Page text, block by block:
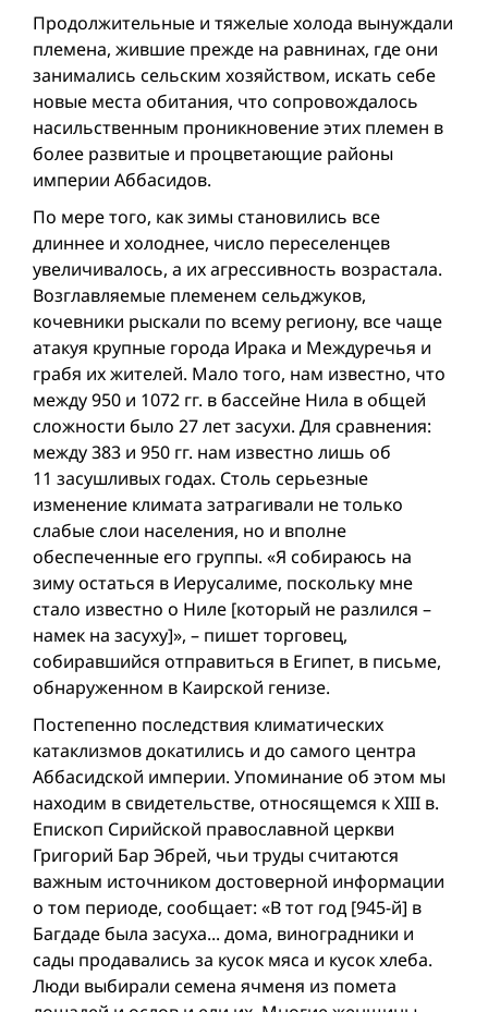
Продолжительные и тяжелые холода вынуждали
племена, жившие прежде на равнинах, где они
занимались сельским хозяйством, искать себе
новые места обитания, что сопровождалось
насильственным проникновение этих племен в
более развитые и процветающие районы
империи Аббасидов.
По мере того, как зимы становились все
длиннее и холоднее, число переселенцев
увеличивалось, а их агрессивность возрастала.
Возглавляемые племенем сельджуков,
кочевники рыскали по всему региону, все чаще
атакуя крупные города Ирака и Междуречья и
грабя их жителей. Мало того, нам известно, что
между 950 и 1072 гг. в бассейне Нила в общей
сложности было 27 лет засухи. Для сравнения:
между 383 и 950 гг. нам известно лишь об
11 засушливых годах. Столь серьезные
изменение климата затрагивали не только
слабые слои населения, но и вполне
обеспеченные его группы. «Я собираюсь на
зиму остаться в Иерусалиме, поскольку мне
стало известно о Ниле [который не разлился –
намек на засуху]», – пишет торговец,
собиравшийся отправиться в Египет, в письме,
обнаруженном в Каирской генизе.
Постепенно последствия климатических
катаклизмов докатились и до самого центра
Аббасидской империи. Упоминание об этом мы
находим в свидетельстве, относящемся к XIII в.
Епископ Сирийской православной церкви
Григорий Бар Эбрей, чьи труды считаются
важным источником достоверной информации
о том периоде, сообщает: «В тот год [945-й] в
Багдаде была засуха... дома, виноградники и
сады продавались за кусок мяса и кусок хлеба.
Люди выбирали семена ячменя из помета